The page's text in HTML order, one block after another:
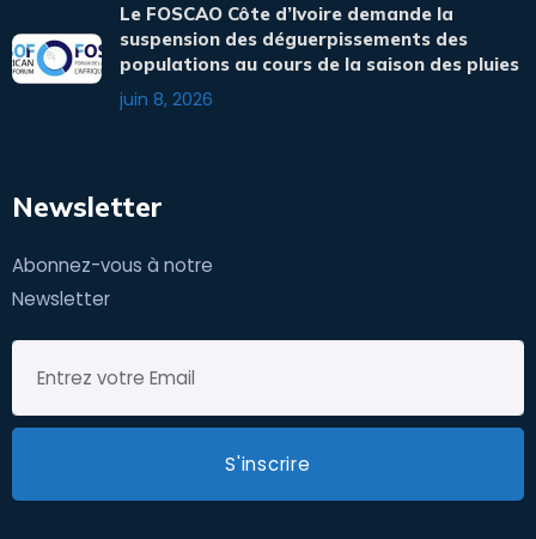
Le FOSCAO Côte d’Ivoire demande la
suspension des déguerpissements des
populations au cours de la saison des pluies
juin 8, 2026
Newsletter
Abonnez-vous à notre
Newsletter